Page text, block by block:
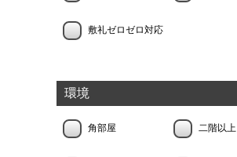
敷礼ゼロゼロ対応
環境
角部屋 二階以上